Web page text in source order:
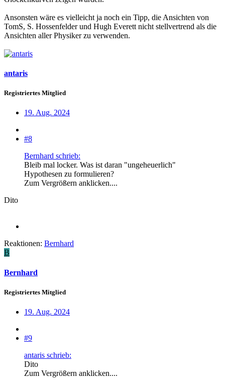
Ansonsten wäre es vielleicht ja noch ein Tipp, die Ansichten von
TomS, S. Hossenfelder und Hugh Everett nicht stellvertrend als die
Ansichten aller Physiker zu verwenden.
antaris
Registriertes Mitglied
19. Aug. 2024
#8
Bernhard schrieb:
Bleib mal locker. Was ist daran "ungeheuerlich"
Hypothesen zu formulieren?
Zum Vergrößern anklicken....
Dito
Reaktionen: Bernhard
B
Bernhard
Registriertes Mitglied
19. Aug. 2024
#9
antaris schrieb:
Dito
Zum Vergrößern anklicken....